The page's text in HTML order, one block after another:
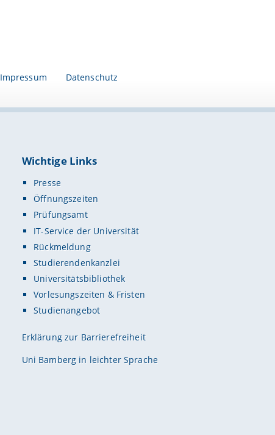
Impressum Datenschutz
Wichtige Links
Presse
Öffnungszeiten
Prüfungsamt
IT-Service der Universität
Rückmeldung
Studierendenkanzlei
Universitätsbibliothek
Vorlesungszeiten & Fristen
Studienangebot
Erklärung zur Barrierefreiheit
Uni Bamberg in leichter Sprache